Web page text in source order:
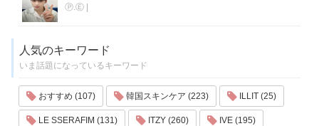
Ⓟ.Ⓔ |
人気のキーワード
いま話題になっているキーワード
おすすめ (107) 韓国スキンケア (223) ILLIT (25)
LE SSERAFIM (131) ITZY (260) IVE (195)